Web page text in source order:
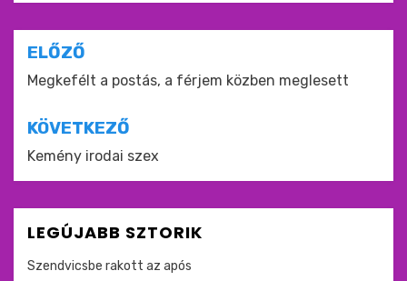
Bejegyzés
navigáció
ELŐZŐ
Megkefélt a postás, a férjem közben meglesett
KÖVETKEZŐ
Kemény irodai szex
LEGÚJABB SZTORIK
Szendvicsbe rakott az após